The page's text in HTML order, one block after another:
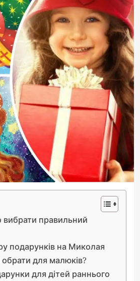
правильний
подарунків на Миколая
для малюків?
для дітей раннього